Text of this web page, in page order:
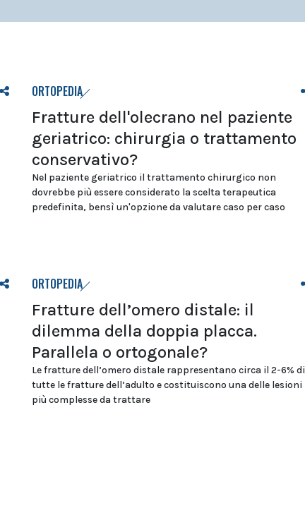
ORTOPEDIA
Fratture dell'olecrano nel paziente
geriatrico: chirurgia o trattamento
conservativo?
Nel paziente geriatrico il trattamento chirurgico non
dovrebbe più essere considerato la scelta terapeutica
predefinita, bensì un'opzione da valutare caso per caso
ORTOPEDIA
Fratture dell’omero distale: il
dilemma della doppia placca.
Parallela o ortogonale?
Le fratture dell’omero distale rappresentano circa il 2-6% di
tutte le fratture dell’adulto e costituiscono una delle lesioni
più complesse da trattare